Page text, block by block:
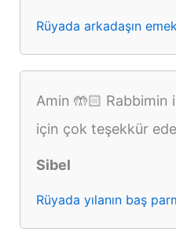
Rüyada arkadaşın
Amin 🤲🏻 Rabbimin
için çok teşekkür
Sibel
Rüyada yılanın baş